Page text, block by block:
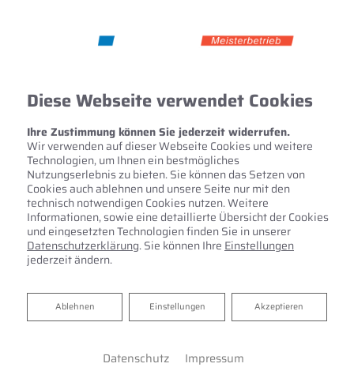
Zentrale Wohnraumlüftung
Diese Webseite verwendet Cookies
Ihre Zustimmung können Sie jederzeit widerrufen.
Wir verwenden auf dieser Webseite Cookies und weitere
Technologien, um Ihnen ein bestmögliches
Nutzungserlebnis zu bieten. Sie können das Setzen von
Cookies auch ablehnen und unsere Seite nur mit den
technisch notwendigen Cookies nutzen. Weitere
Informationen, sowie eine detaillierte Übersicht der Cookies
und eingesetzten Technologien finden Sie in unserer
Datenschutzerklärung. Sie können Ihre Einstellungen
jederzeit ändern.
Akzeptieren
Einstellungen
Ablehnen
Ablehnen
Datenschutz Impressum